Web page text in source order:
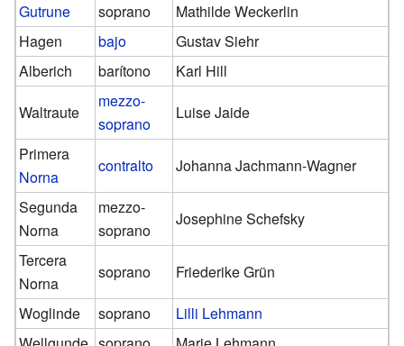
Gutrune
soprano
Mathilde Weckerlin
Hagen
bajo
Gustav Siehr
Alberich
barítono
Karl Hill
Waltraute
mezzo-
soprano
Luise Jaide
Primera
Norna
contralto
Johanna Jachmann-Wagner
Segunda
Norna
mezzo-
soprano
Josephine Schefsky
Tercera
Norna
soprano
Friederike Grün
Woglinde
soprano
Lilli Lehmann